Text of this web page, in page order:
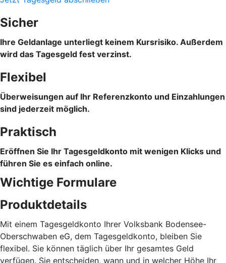
Sicher
Ihre Geldanlage unterliegt keinem Kursrisiko. Außerdem
wird das Tagesgeld fest verzinst.
Flexibel
Überweisungen auf Ihr Referenzkonto und Einzahlungen
sind jederzeit möglich.
Praktisch
Eröffnen Sie Ihr Tagesgeldkonto mit wenigen Klicks und
führen Sie es einfach online.
Wichtige Formulare
Produktdetails
Mit einem Tagesgeldkonto Ihrer Volksbank Bodensee-
Oberschwaben eG, dem Tagesgeldkonto, bleiben Sie
flexibel. Sie können täglich über Ihr gesamtes Geld
verfügen. Sie entscheiden, wann und in welcher Höhe Ihr